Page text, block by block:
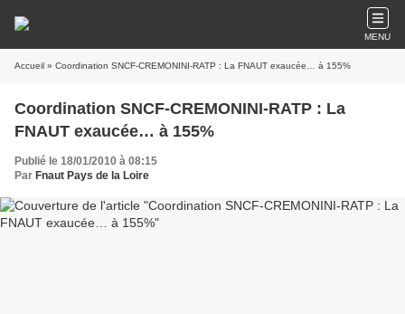
MENU
Accueil » Coordination SNCF-CREMONINI-RATP : La FNAUT exaucée… à 155%
Coordination SNCF-CREMONINI-RATP : La
FNAUT exaucée… à 155%
Publié le 18/01/2010 à 08:15
Par Fnaut Pays de la Loire